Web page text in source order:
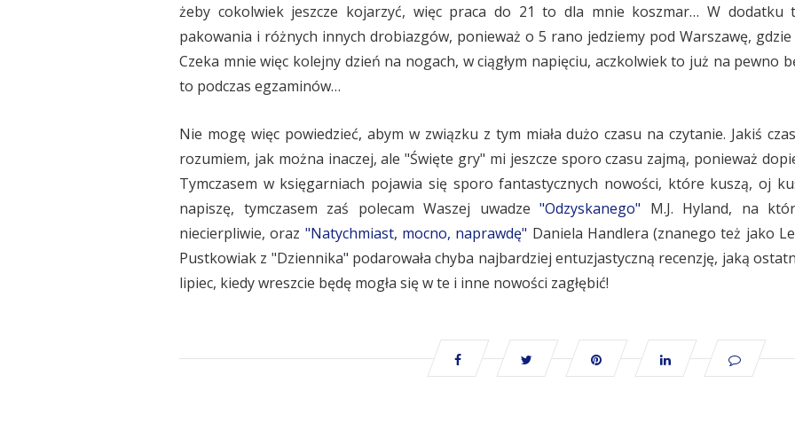
żeby cokolwiek jeszcze kojarzyć, więc praca do 21 to dla mnie koszmar… W dodatku
pakowania i różnych innych drobiazgów, ponieważ o 5 rano jedziemy pod Warszawę,
Czeka mnie więc kolejny dzień na nogach, w ciągłym napięciu, aczkolwiek to już na pewno
to podczas egzaminów…
Nie mogę więc powiedzieć, abym w związku z tym miała dużo czasu na czytanie. Jakiś
rozumiem, jak można inaczej, ale "Święte gry" mi jeszcze sporo czasu zajmą, ponieważ
Tymczasem w księgarniach pojawia się sporo fantastycznych nowości, które kuszą, oj
napiszę, tymczasem zaś polecam Waszej uwadze"Odzyskanego" M.J. Hyland, na
niecierpliwie, oraz "Natychmiast, mocno, naprawdę" Daniela Handlera (znanego też jako
Pustkowiak z "Dziennika" podarowała chyba najbardziej entuzjastyczną recenzję, jaką
lipiec, kiedy wreszcie będę mogła się w te i inne nowości zagłębić!